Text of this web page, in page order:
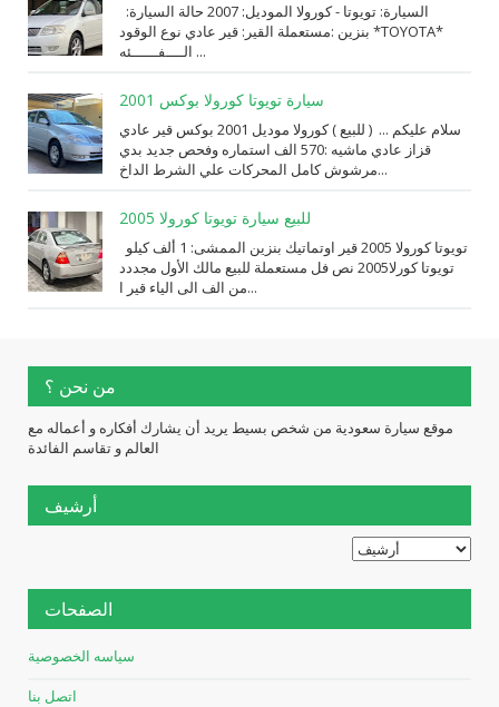
⁨مستعملة⁩ القير: ⁨قير عادي⁩ نوع الوقود: ⁨بنزين⁩ *TOYOTA*
الــــفــــــئه ...
سيارة تويوتا كورولا بوكس 2001
سلام عليكم ... ( للبيع ) كورولا موديل 2001 بوكس قير عادي
قزاز عادي ماشيه :570 الف استماره وفحص جديد بدي
مرشوش كامل المحركات علي الشرط الداخ...
للبيع سيارة تويوتا كورولا 2005
تويوتا كورلا2005 نص فل مستعملة للبيع مالك الأول مجددد
من الف الى الياء قير ا...
من نحن ؟
موقع سيارة سعودية من شخص بسيط يريد أن يشارك أفكاره و أعماله مع
العالم و تقاسم الفائدة
أرشيف
الصفحات
سياسه الخصوصية
اتصل بنا